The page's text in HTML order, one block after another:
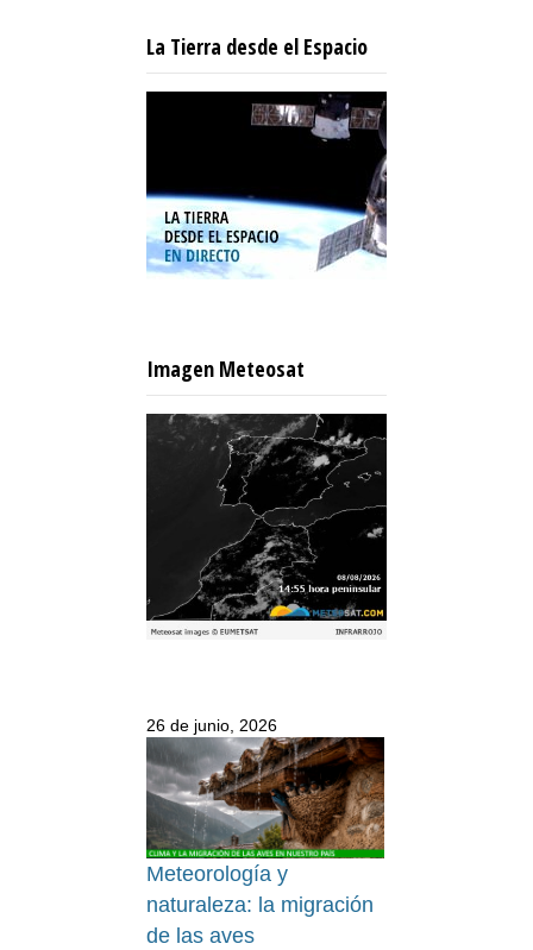
La Tierra desde el Espacio
Imagen Meteosat
26 de junio, 2026
Meteorología y
naturaleza: la migración
de las aves